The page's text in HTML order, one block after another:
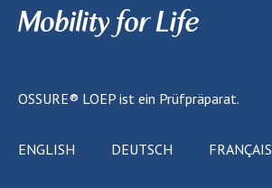
OSSURE® LOEP ist ein Prüfpräparat.
ENGLISH DEUTSCH FRANÇAIS